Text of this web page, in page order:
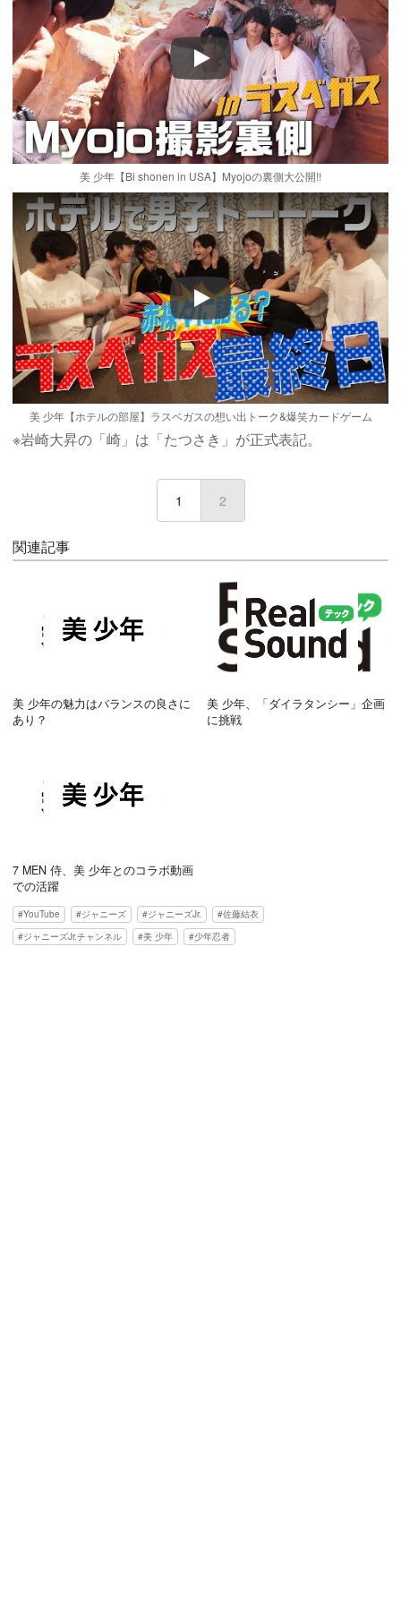
Play
美 少年【Bi shonen in USA】Myojoの裏側大公開!!
Play
美 少年【ホテルの部屋】ラスベガスの想い出トーク&爆笑カードゲーム
※岩崎大昇の「崎」は「たつさき」が正式表記。
1 2
関連記事
美 少年の魅力はバランスの良さに
あり？
美 少年、「ダイラタンシー」企画
に挑戦
7 MEN 侍、美 少年とのコラボ動画
での活躍
YouTube ジャニーズ ジャニーズJr.
佐藤結衣
ジャニーズJr.チャンネル
美 少年 少年忍者